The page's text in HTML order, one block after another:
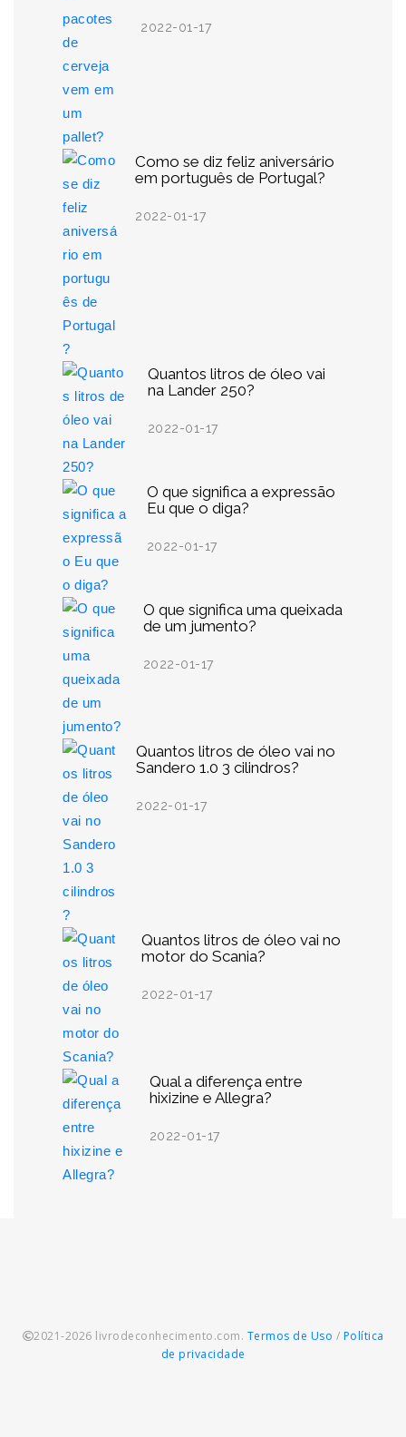
2022-01-17
Como se diz feliz aniversário
em português de Portugal?
2022-01-17
Quantos litros de óleo vai
na Lander 250?
2022-01-17
O que significa a expressão
Eu que o diga?
2022-01-17
O que significa uma queixada
de um jumento?
2022-01-17
Quantos litros de óleo vai no
Sandero 1.0 3 cilindros?
2022-01-17
Quantos litros de óleo vai no
motor do Scania?
2022-01-17
Qual a diferença entre
hixizine e Allegra?
2022-01-17
2021-2026 livrodeconhecimento.com. Termos de Uso / Política
de privacidade